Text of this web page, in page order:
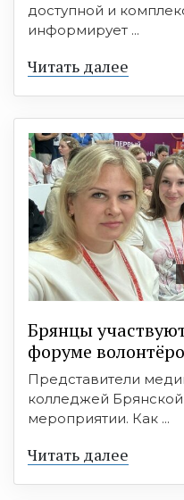
доступной и
информирует ...
Читать далее
Брянцы
форуме
Представители
колледжей Брянской
мероприятии. Как ...
Читать далее